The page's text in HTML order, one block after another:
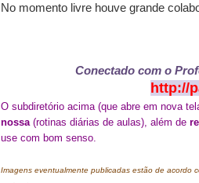
No momento livre houve grande
Conectado com o
http://
O subdiretório acima (que abre em nova
nossa (rotinas diárias de aulas) , além de
use com bom senso.
Imagens eventualmente publicadas estão de acordo